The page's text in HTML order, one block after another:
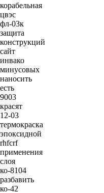
корабельная
цвэс
фл-03к
защита
конструкций
сайт
инвако
минусовых
наносить
есть
9003
красят
12-03
термокраска
эпоксидной
rhfcrf
применения
слоя
ко-8104
разбавить
ко-42